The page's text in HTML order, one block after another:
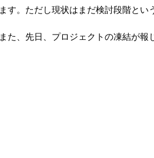
ます。ただし現状はまだ検討段階とい
また、先日、プロジェクトの凍結が報